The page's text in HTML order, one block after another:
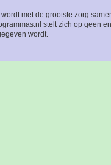
met de grootste zorg
stelt zich op geen
wordt.